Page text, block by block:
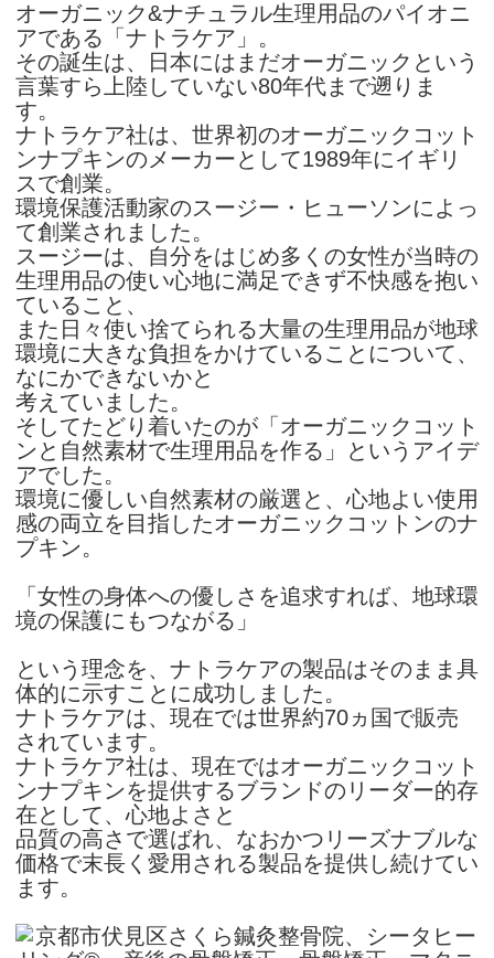
オーガニック&ナチュラル生理用品のパイオニ
アである「ナトラケア」。
その誕生は、日本にはまだオーガニックという
言葉すら上陸していない80年代まで遡りま
す。
ナトラケア社は、世界初のオーガニックコット
ンナプキンのメーカーとして1989年にイギリ
スで創業。
環境保護活動家のスージー・ヒューソンによっ
て創業されました。
スージーは、自分をはじめ多くの女性が当時の
生理用品の使い心地に満足できず不快感を抱い
ていること、
また日々使い捨てられる大量の生理用品が地球
環境に大きな負担をかけていることについて、
なにかできないかと
考えていました。
そしてたどり着いたのが「オーガニックコット
ンと自然素材で生理用品を作る」というアイデ
アでした。
環境に優しい自然素材の厳選と、心地よい使用
感の両立を目指したオーガニックコットンのナ
プキン。
「女性の身体への優しさを追求すれば、地球環
境の保護にもつながる」
という理念を、ナトラケアの製品はそのまま具
体的に示すことに成功しました。
ナトラケアは、現在では世界約70ヵ国で販売
されています。
ナトラケア社は、現在ではオーガニックコット
ンナプキンを提供するブランドのリーダー的存
在として、心地よさと
品質の高さで選ばれ、なおかつリーズナブルな
価格で末長く愛用される製品を提供し続けてい
ます。